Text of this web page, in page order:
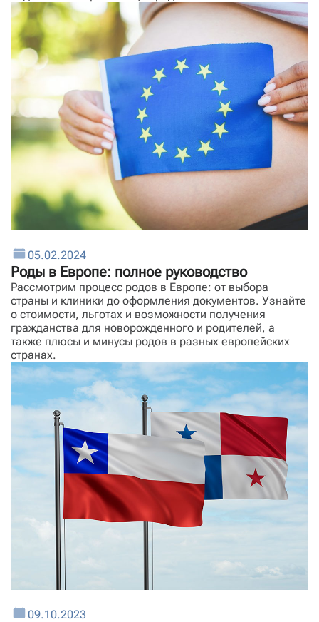
05.02.2024
Роды в Европе: полное руководство
Рассмотрим процесс родов в Европе: от выбора
страны и клиники до оформления документов. Узнайте
о стоимости, льготах и возможности получения
гражданства для новорожденного и родителей, а
также плюсы и минусы родов в разных европейских
странах.
09.10.2023